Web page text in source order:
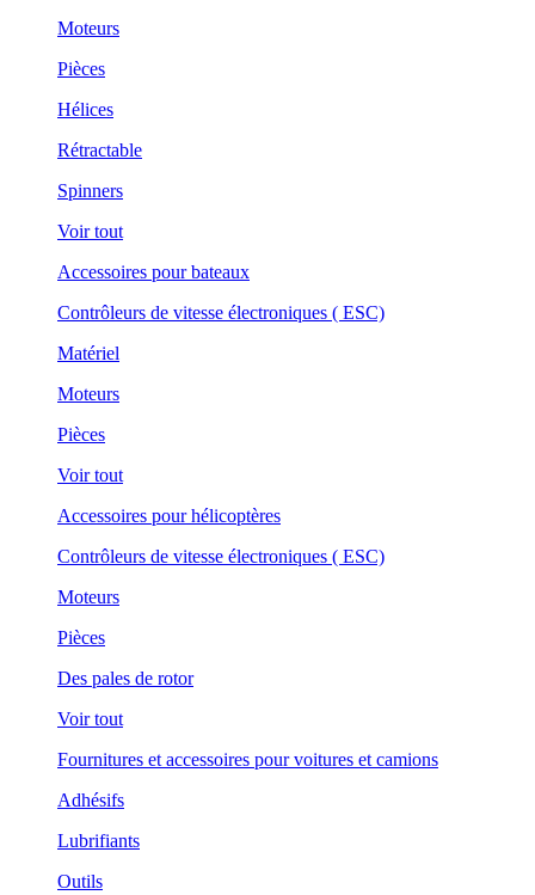
Moteurs
Pièces
Hélices
Rétractable
Spinners
Voir tout
Accessoires pour bateaux
Contrôleurs de vitesse électroniques ( ESC)
Matériel
Moteurs
Pièces
Voir tout
Accessoires pour hélicoptères
Contrôleurs de vitesse électroniques ( ESC)
Moteurs
Pièces
Des pales de rotor
Voir tout
Fournitures et accessoires pour voitures et camions
Adhésifs
Lubrifiants
Outils